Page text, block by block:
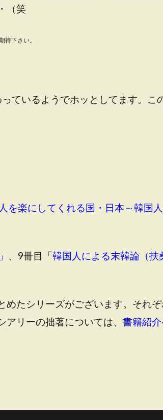
（笑
待下さい。
ているようでホッとしてます。こ
人を楽にしてくれる国・日本～韓国
、9冊目「韓国人による末韓論（扶
めたシリーズがございます。それ
リーの拙著については、 書籍紹